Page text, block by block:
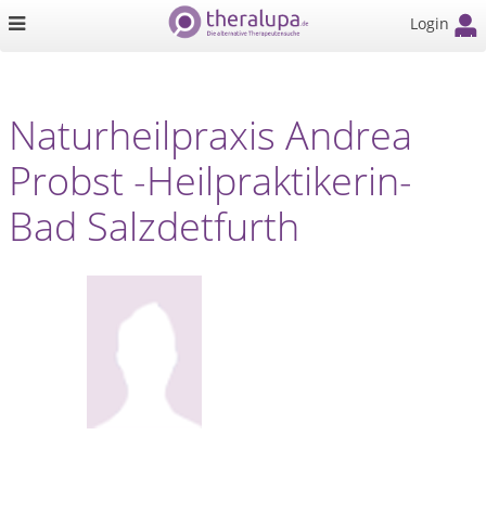
Login
Naturheilpraxis Andrea
Probst -Heilpraktikerin-
Bad Salzdetfurth